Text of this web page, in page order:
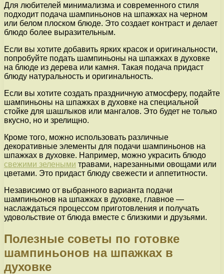
Для любителей минимализма и современного стиля
подходит подача шампиньонов на шпажках на черном
или белом плоском блюде. Это создает контраст и делает
блюдо более выразительным.
Если вы хотите добавить ярких красок и оригинальности,
попробуйте подать шампиньоны на шпажках в духовке
на блюде из дерева или камня. Такая подача придаст
блюду натуральность и оригинальность.
Если вы хотите создать праздничную атмосферу, подайте
шампиньоны на шпажках в духовке на специальной
стойке для шашлыков или мангалов. Это будет не только
вкусно, но и зрелищно.
Кроме того, можно использовать различные
декоративные элементы для подачи шампиньонов на
шпажках в духовке. Например, можно украсить блюдо
свежими зелеными травами, нарезанными овощами или
цветами. Это придаст блюду свежести и аппетитности.
Независимо от выбранного варианта подачи
шампиньонов на шпажках в духовке, главное —
наслаждаться процессом приготовления и получать
удовольствие от блюда вместе с близкими и друзьями.
Полезные советы по готовке
шампиньонов на шпажках в
духовке